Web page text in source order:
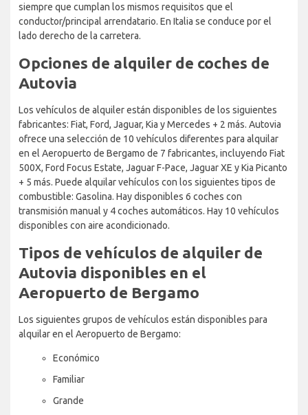
siempre que cumplan los mismos requisitos que el
conductor/principal arrendatario. En Italia se conduce por el
lado derecho de la carretera.
Opciones de alquiler de coches de
Autovia
Los vehículos de alquiler están disponibles de los siguientes
fabricantes: Fiat, Ford, Jaguar, Kia y Mercedes + 2 más. Autovia
ofrece una selección de 10 vehículos diferentes para alquilar
en el Aeropuerto de Bergamo de 7 fabricantes, incluyendo Fiat
500X, Ford Focus Estate, Jaguar F-Pace, Jaguar XE y Kia Picanto
+ 5 más. Puede alquilar vehículos con los siguientes tipos de
combustible: Gasolina. Hay disponibles 6 coches con
transmisión manual y 4 coches automáticos. Hay 10 vehículos
disponibles con aire acondicionado.
Tipos de vehículos de alquiler de
Autovia disponibles en el
Aeropuerto de Bergamo
Los siguientes grupos de vehículos están disponibles para
alquilar en el Aeropuerto de Bergamo:
Económico
Familiar
Grande